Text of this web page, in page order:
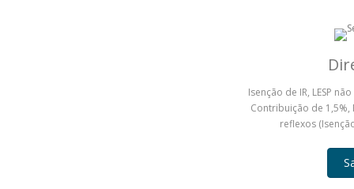
Isenção de IR, LESP
Contribuição de
reflexos